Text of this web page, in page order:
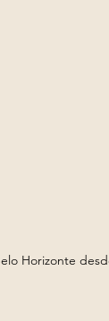
Horizonte